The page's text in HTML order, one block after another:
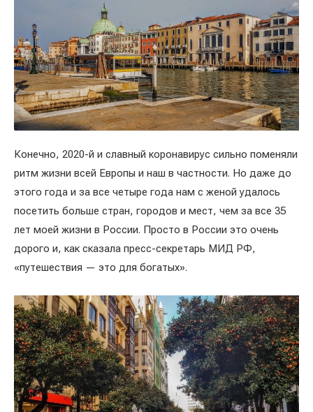
Конечно, 2020-й и славный коронавирус сильно поменяли
ритм жизни всей Европы и наш в частности. Но даже до
этого года и за все четыре года нам с женой удалось
посетить больше стран, городов и мест, чем за все 35
лет моей жизни в России. Просто в России это очень
дорого и, как сказала пресс-секретарь МИД РФ,
«путешествия — это для богатых».